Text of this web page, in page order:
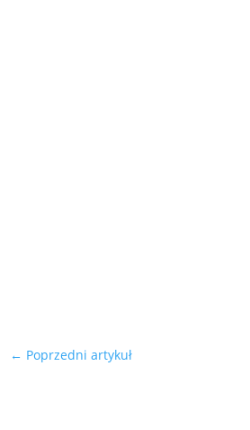
← Poprzedni artykuł